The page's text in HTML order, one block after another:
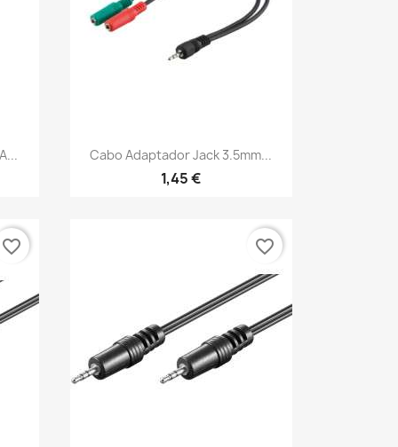
Vista rápida
Cabo Adaptador Jack 3.5mm...
1,45 €
favorite_border favorite_border